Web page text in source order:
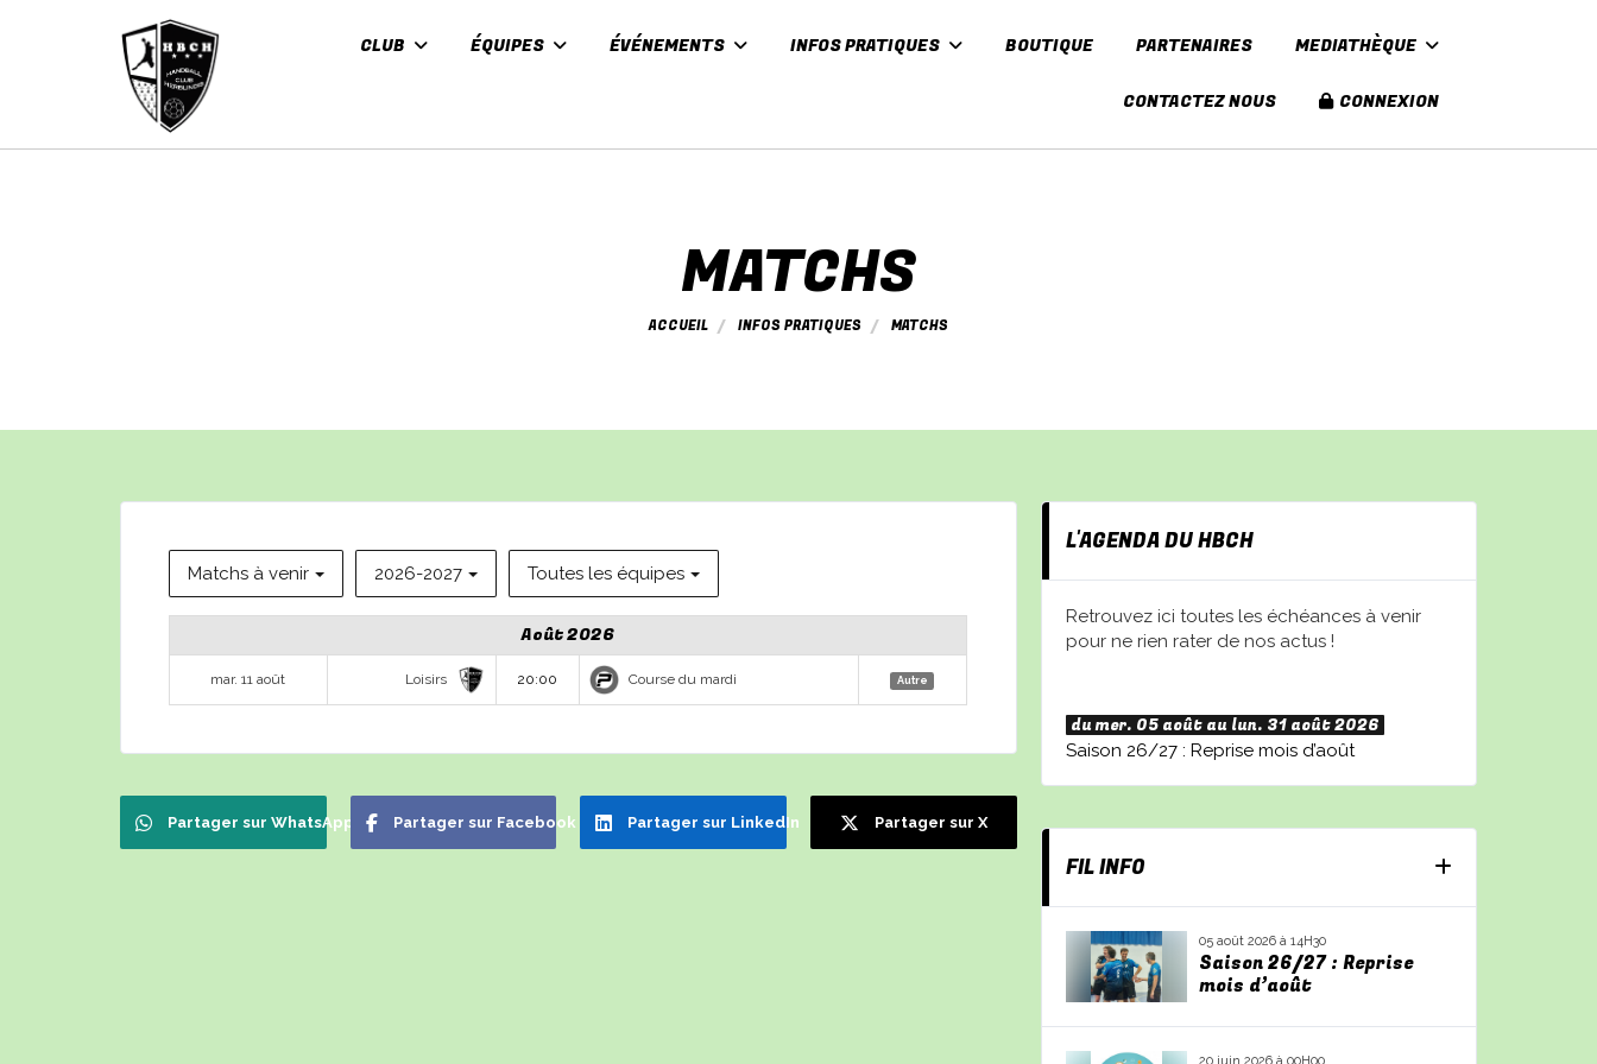
CLUB ÉQUIPES ÉVÉNEMENTS INFOS PRATIQUES BOUTIQUE PARTENAIRES MEDIATHÈQUE
CONTACTEZ NOUS CONNEXION
MATCHS
ACCUEIL INFOS PRATIQUES MATCHS
Matchs à venir 2026-2027 Toutes les équipes
Août 2026
mar. 11 août Loisirs 20:00 Course du mardi Autre
Partager sur WhatsApp Partager sur Facebook Partager sur LinkedIn Partager sur X
L'AGENDA DU HBCH
Retrouvez ici toutes les échéances à venir
pour ne rien rater de nos actus !
du mer. 05 août au lun. 31 août 2026
Saison 26/27 : Reprise mois d’août
FIL INFO
05 août 2026 à 14H30
Saison 26/27 : Reprise
mois d’août